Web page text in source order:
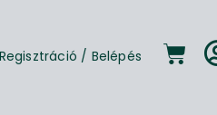
Regisztráció / Belépés